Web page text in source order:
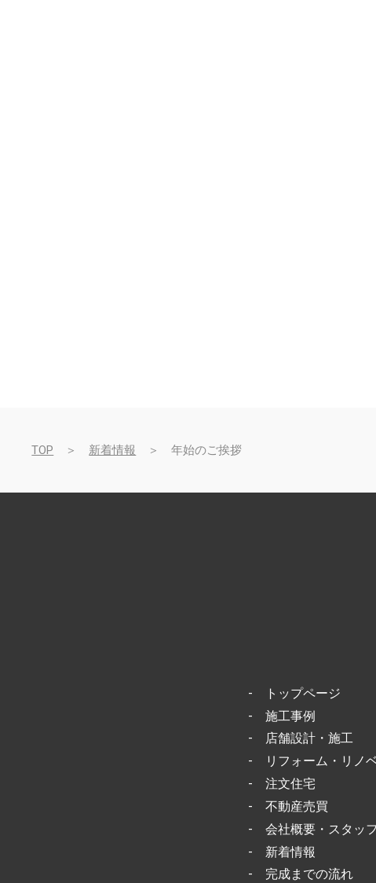
TOP ＞ 新着情報 ＞ 年始のご挨拶
-
トップページ
- 施工事例
-
店舗設計・施工
-
リフォーム・リノ
- 注文住宅
- 不動産売買
- 会社概要・スタッ
- 新着情報
- 完成までの流れ